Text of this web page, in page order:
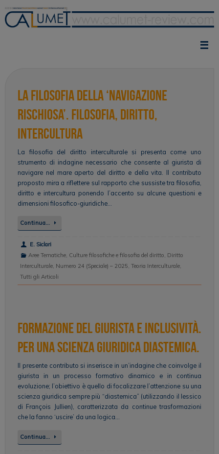
contenuto
La filosofia della ‘navigazione
rischiosa’. Filosofia, diritto,
intercultura
La filosofia del diritto interculturale si presenta come uno
strumento di indagine necessario che consente al giurista di
navigare nel mare aperto del diritto e della vita. Il contributo
proposto mira a riflettere sul rapporto che sussiste tra filosofia,
diritto e intercultura ponendo l’accento su alcune questioni e
dimensioni filosofico-giuridiche…
Continua…
E. Siclari
Aree Tematiche, Culture filosofiche e filosofia del diritto, Diritto
Interculturale, Numero 24 (Speciale) – 2025, Teoria Interculturale,
Tutti gli Articoli
Formazione del giurista e inclusività.
Per una scienza giuridica diastemica.
Il presente contributo si inserisce in un’indagine che coinvolge il
giurista in un processo formativo dinamico e in continua
evoluzione; l’obiettivo è quello di focalizzare l’attenzione su una
scienza giuridica sempre più “diastemica” (utilizzando il lessico
di François Jullien), caratterizzata da continue trasformazioni
che la fanno ‘uscire’ da una logica…
Continua…